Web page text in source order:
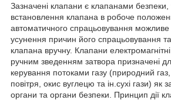
Зазначені клапани є клапанами
встановлення клапана в робоче
автоматичного спрацьовування можливе
усунення причин його спрацьовування
клапана вручну. Клапани електромагнітні
ручним зведенням затвора призначені
керування потоками газу (природний
повітря, окис вуглецю та ін.сухі гази) як
органи та органи безпеки. Принцип дії